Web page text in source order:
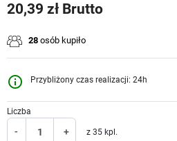
20,39 zł Brutto
28 osób kupiło
info_outline Przybliżony czas realizacji: 24h
Liczba
- + z 35 kpl.